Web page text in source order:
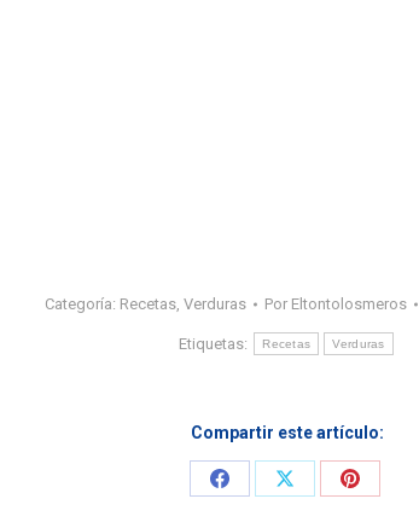
Categoría: Recetas, Verduras Por Eltontolosmeros
Etiquetas: Recetas Verduras
Compartir este artículo:
Share
Share
Share